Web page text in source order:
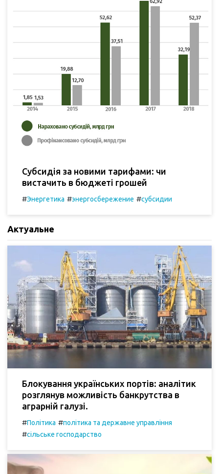
Субсидія за новими тарифами: чи
вистачить в бюджеті грошей
#Энергетика #энергосбережение #субсидии
Актуальне
Блокування українських портів: аналітик
розглянув можливість банкрутства в
аграрній галузі.
#Політика #політика та державне управління
#сільське господарство